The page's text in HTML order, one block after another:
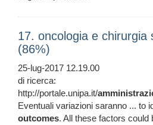
17. oncologia e chirurgia
(86%)
25-lug-2017 12.19.00
di ricerca:
http://portale.unipa.it/
Eventuali variazioni saranno ... to
outcomes. All these factors could